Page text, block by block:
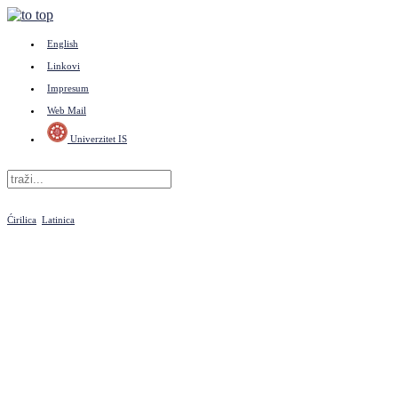
English
Linkovi
Impresum
Web Mail
Univerzitet IS
Ćirilica Latinica